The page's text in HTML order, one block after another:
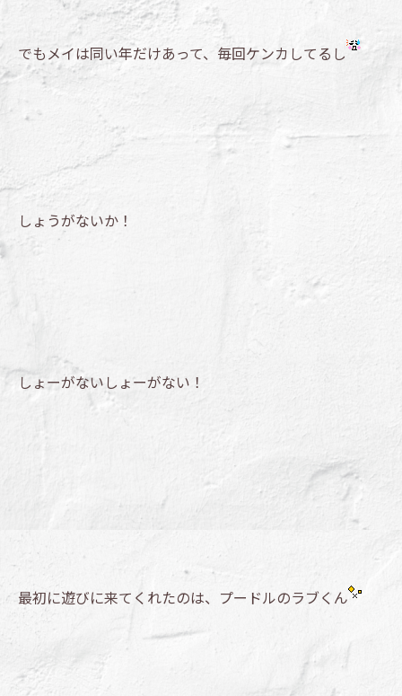
でもメイは同い年だけあって、毎回ケンカしてるし
しょうがないか！
しょーがないしょーがない！
最初に遊びに来てくれたのは、プードルのラブくん